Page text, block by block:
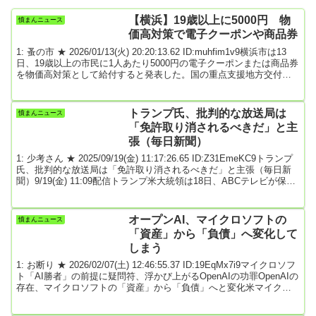
憤まんニュース
【横浜】19歳以上に5000円 物
価高対策で電子クーポンや商品券
1: 蚤の市 ★ 2026/01/13(火) 20:20:13.62 ID:muhfim1v9横浜市は13
日、19歳以上の市民に1人あたり5000円の電子クーポンまたは商品券
を物価高対策として給付すると発表した。国の重点支援地方交付金
話した。議会の承認を経て、早ければ4月から給付を開始する。4月1
日時点で19歳以上の市民約325万人が対象になる。迅速な対応や事務
憤まんニュース
トランプ氏、批判的な放送局は
「免許取り消されるべきだ」と主
張（毎日新聞）
1: 少考さん ★ 2025/09/19(金) 11:17:26.65 ID:Z31EmeKC9トランプ
氏、批判的な放送局は「免許取り消されるべきだ」と主張（毎日新
聞）9/19(金) 11:09配信トランプ米大統領は18日、ABCテレビが保守
り消されるべきだ」と主張した。英国訪問から米国に戻る大統領専
用機内で記者団に述べた。（略）※全文はソースで。引用元: 2: 名無
憤まんニュース
オープンAI、マイクロソフトの
「資産」から「負債」へ変化して
しまう
1: お断り ★ 2026/02/07(土) 12:46:55.37 ID:19EqMx7i9マイクロソフ
ト「AI勝者」の前提に疑問符、浮かび上がるOpenAIの功罪OpenAIの
存在、マイクロソフトの「資産」から「負債」へと変化米マイクロ